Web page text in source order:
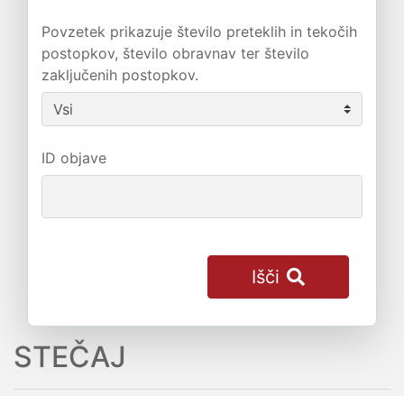
Povzetek prikazuje število preteklih in tekočih
postopkov, število obravnav ter število
zaključenih postopkov.
ID objave
Išči
STEČAJ